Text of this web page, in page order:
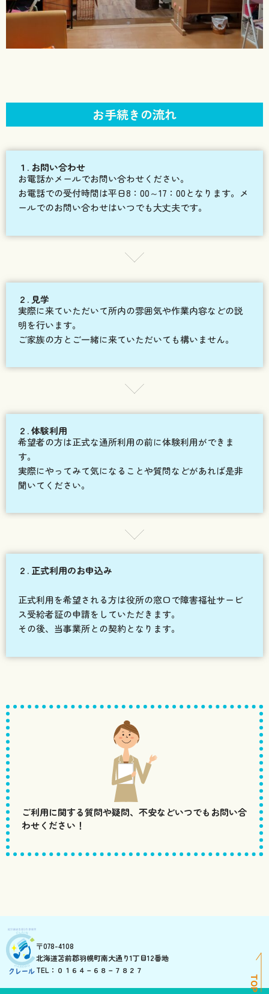
お手続きの流れ
１. お問い合わせ
お電話かメールでお問い合わせください。
お電話での受付時間は平日8：00～17：00となります。メ
ールでのお問い合わせはいつでも大丈夫です。
２. 見学
実際に来ていただいて所内の雰囲気や作業内容などの説
明を行います。
ご家族の方とご一緒に来ていただいても構いません。
２. 体験利用
希望者の方は正式な通所利用の前に体験利用ができま
す。
実際にやってみて気になることや質問などがあれば是非
聞いてください。
２. 正式利用のお申込み
正式利用を希望される方は役所の窓口で障害福祉サービ
ス受給者証の申請をしていただきます。
その後、当事業所との契約となります。
ご利用に関する質問や疑問、不安などいつでもお問い合
わせください！
〒078-4108
北海道苫前郡羽幌町南大通り1丁目12番地
TEL：０１６４－６８－７８２７
TOP